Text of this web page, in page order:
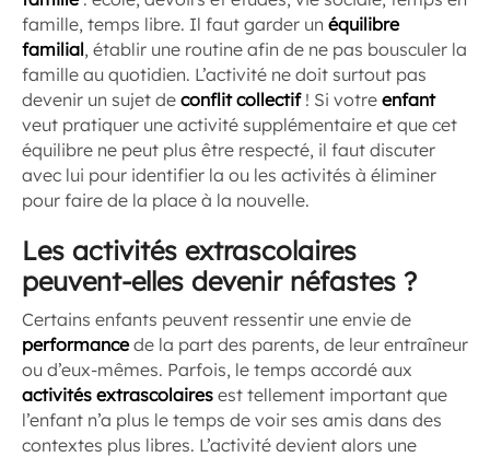
famille, temps libre. Il faut garder un équilibre
familial, établir une routine afin de ne pas bousculer la
famille au quotidien. L’activité ne doit surtout pas
devenir un sujet de conflit collectif! Si votre enfant
veut pratiquer une activité supplémentaire et que cet
équilibre ne peut plus être respecté, il faut discuter
avec lui pour identifier la ou les activités à éliminer
pour faire de la place à la nouvelle.
Les activités extrascolaires
peuvent-elles devenir néfastes ?
Certains enfants peuvent ressentir une envie de
performancede la part des parents, de leur entraîneur
ou d’eux-mêmes. Parfois, le temps accordé aux
activités extrascolaires est tellement important que
l’enfant n’a plus le temps de voir ses amis dans des
contextes plus libres. L’activité devient alors une